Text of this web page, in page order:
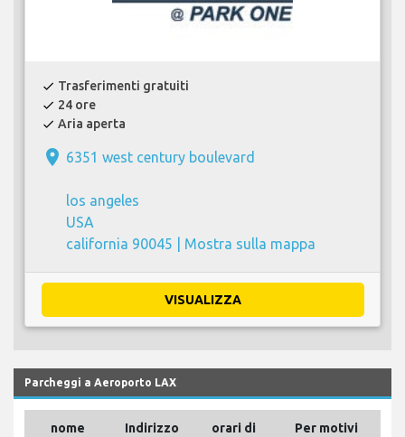
check Trasferimenti gratuiti
check 24 ore
check Aria aperta
place 6351 west century boulevard
los angeles
USA
california 90045 | Mostra sulla mappa
VISUALIZZA
Parcheggi a Aeroporto LAX
nome Indirizzo
orari di
Per motivi